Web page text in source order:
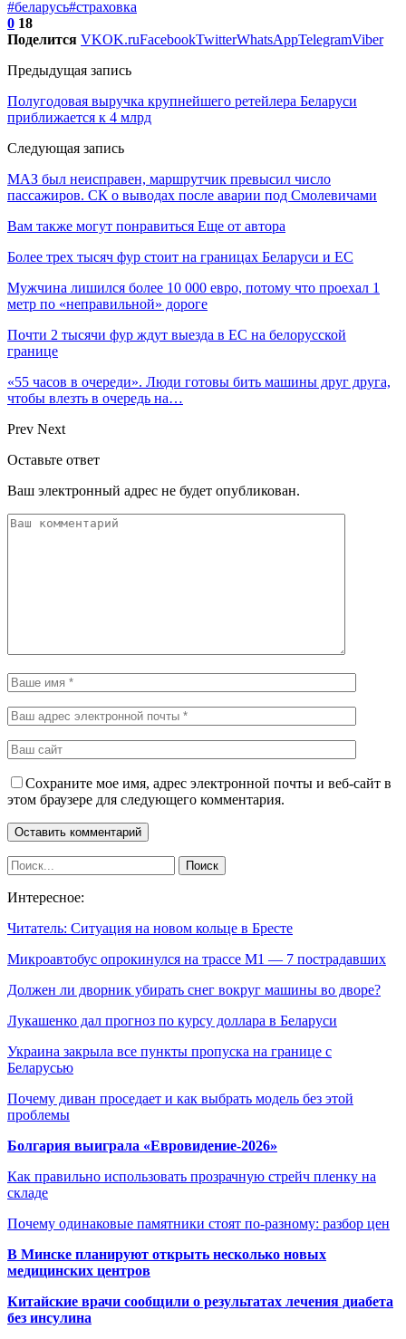
#беларусь#страховка
0 18
Поделится VKOK.ruFacebookTwitterWhatsAppTelegramViber
Предыдущая запись
Полугодовая выручка крупнейшего ретейлера Беларуси
приближается к 4 млрд
Следующая запись
МАЗ был неисправен, маршрутчик превысил число
пассажиров. СК о выводах после аварии под Смолевичами
Вам также могут понравиться Еще от автора
Более трех тысяч фур стоит на границах Беларуси и ЕС
Мужчина лишился более 10 000 евро, потому что проехал 1
метр по «неправильной» дороге
Почти 2 тысячи фур ждут выезда в ЕС на белорусской
границе
«55 часов в очереди». Люди готовы бить машины друг друга,
чтобы влезть в очередь на…
Prev Next
Оставьте ответ
Ваш электронный адрес не будет опубликован.
Сохраните мое имя, адрес электронной почты и веб-сайт в
этом браузере для следующего комментария.
Интересное:
Читатель: Ситуация на новом кольце в Бресте
Микроавтобус опрокинулся на трассе М1 — 7 пострадавших
Должен ли дворник убирать снег вокруг машины во дворе?
Лукашенко дал прогноз по курсу доллара в Беларуси
Украина закрыла все пункты пропуска на границе с
Беларусью
Почему диван проседает и как выбрать модель без этой
проблемы
Болгария выиграла «Евровидение-2026»
Как правильно использовать прозрачную стрейч пленку на
складе
Почему одинаковые памятники стоят по-разному: разбор цен
В Минске планируют открыть несколько новых
медицинских центров
Китайские врачи сообщили о результатах лечения диабета
без инсулина